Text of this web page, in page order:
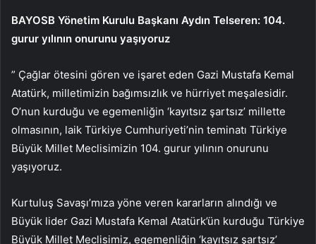
BAYOSB Yönetim Kurulu Başkanı Aydın Telseren: 104.
gurur yılının onurunu yaşıyoruz
” Çağlar ötesini gören ve işaret eden Gazi Mustafa Kemal
Atatürk, milletimizin bağımsızlık ve hürriyet meşalesidir.
O’nun kurduğu ve egemenliğin ‘kayıtsız şartsız’ millette
olmasının, laik Türkiye Cumhuriyeti’nin teminatı Türkiye
Büyük Millet Meclisimizin 104. gurur yılının onurunu
yaşıyoruz.
Kurtuluş Savaşı’mıza yöne veren kararların alındığı ve
Büyük lider Gazi Mustafa Kemal Atatürk’ün kurduğu Türkiye
Büyük Millet Meclisimiz, egemenliğin ‘kayıtsız şartsız’